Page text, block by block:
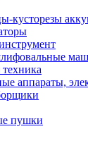
кусторезы
аппараты,
пушки